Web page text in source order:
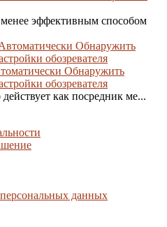
эффективным способом
Обнаружить
обозревателя
как посредник ме...
данных